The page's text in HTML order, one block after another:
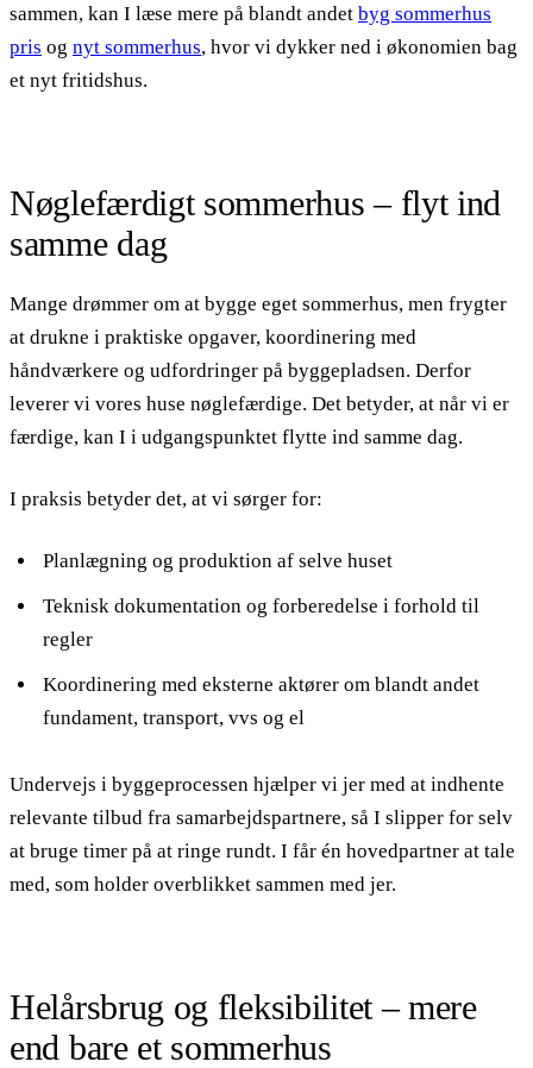
sammen, kan I læse mere på blandt andet byg sommerhus
pris og nyt sommerhus, hvor vi dykker ned i økonomien bag
et nyt fritidshus.
Nøglefærdigt sommerhus – flyt ind
samme dag
Mange drømmer om at bygge eget sommerhus, men frygter
at drukne i praktiske opgaver, koordinering med
håndværkere og udfordringer på byggepladsen. Derfor
leverer vi vores huse nøglefærdige. Det betyder, at når vi er
færdige, kan I i udgangspunktet flytte ind samme dag.
I praksis betyder det, at vi sørger for:
Planlægning og produktion af selve huset
Teknisk dokumentation og forberedelse i forhold til
regler
Koordinering med eksterne aktører om blandt andet
fundament, transport, vvs og el
Undervejs i byggeprocessen hjælper vi jer med at indhente
relevante tilbud fra samarbejdspartnere, så I slipper for selv
at bruge timer på at ringe rundt. I får én hovedpartner at tale
med, som holder overblikket sammen med jer.
Helårsbrug og fleksibilitet – mere
end bare et sommerhus